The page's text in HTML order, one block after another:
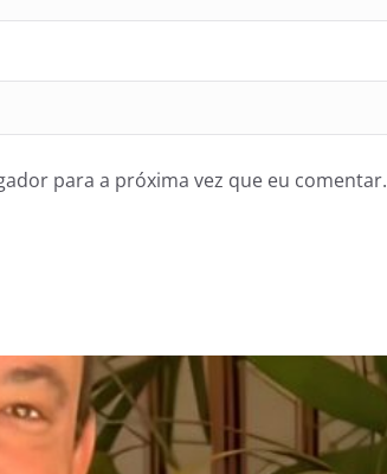
para a próxima vez que eu comentar.